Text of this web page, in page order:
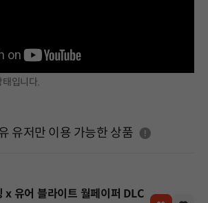
다 낮게 책정될 것입니다.”
게 커뮤니티를 참여시킬 계획이신가요?
러분의 의견을 남겨주세요. 여러분의 관
입니다.
유저만 이용 가능한 상품 도움말
x 유어 블라이트 월페이퍼 DLC